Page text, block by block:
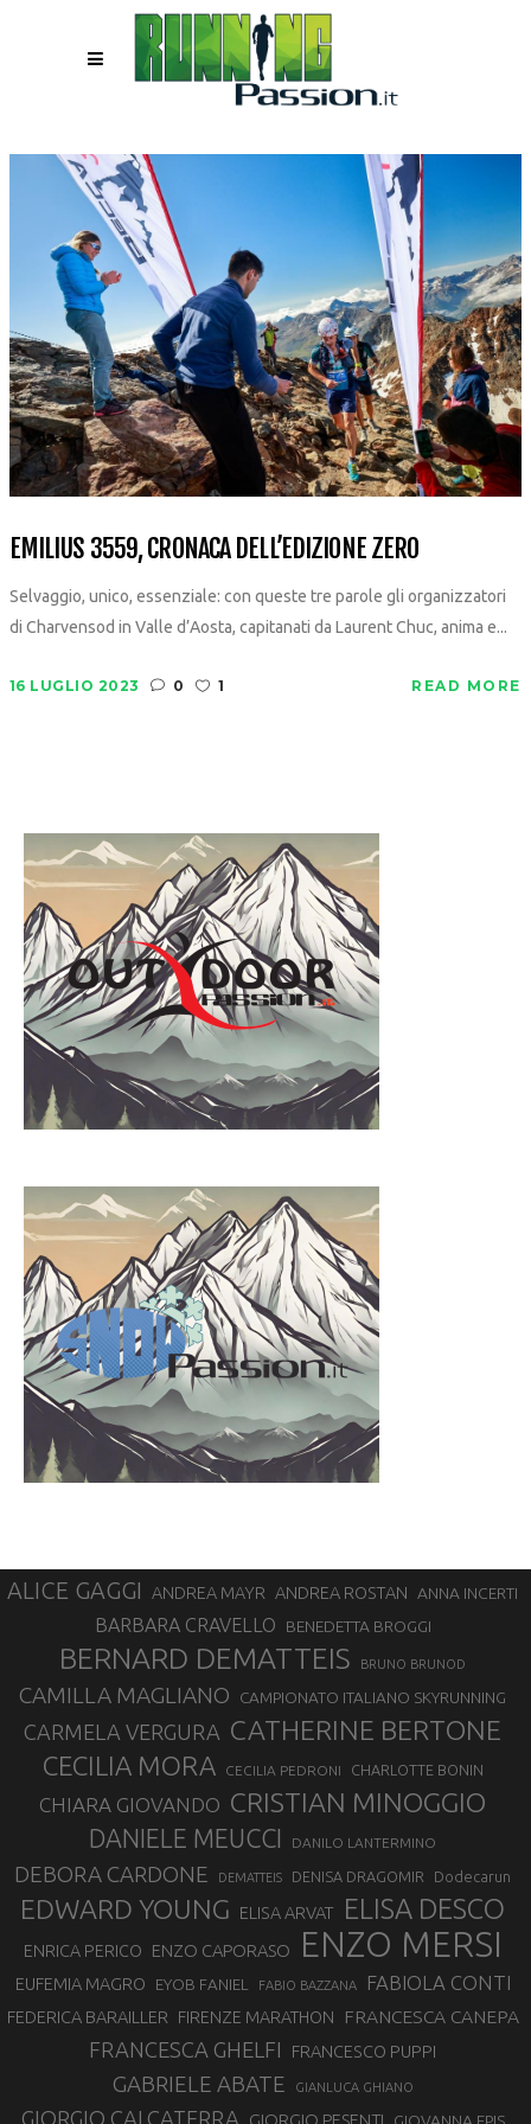
EMILIUS 3559, CRONACA DELL’EDIZIONE ZERO
Selvaggio, unico, essenziale: con queste tre parole gli organizzatori
di Charvensod in Valle d’Aosta, capitanati da Laurent Chuc, anima e...
16 LUGLIO 2023 0 1 READ MORE
ALICE GAGGI ANDREA MAYR ANDREA ROSTAN ANNA INCERTI
BARBARA CRAVELLO BENEDETTA BROGGI
BERNARD DEMATTEIS BRUNO BRUNOD
CAMILLA MAGLIANO CAMPIONATO ITALIANO SKYRUNNING
CARMELA VERGURA CATHERINE BERTONE
CECILIA MORA CECILIA PEDRONI CHARLOTTE BONIN
CHIARA GIOVANDO CRISTIAN MINOGGIO
DANIELE MEUCCI DANILO LANTERMINO
DEBORA CARDONE DEMATTEIS DENISA DRAGOMIR Dodecarun
EDWARD YOUNG ELISA ARVAT ELISA DESCO
ENRICA PERICO ENZO CAPORASO ENZO MERSI
EUFEMIA MAGRO EYOB FANIEL FABIO BAZZANA FABIOLA CONTI
FEDERICA BARAILLER FIRENZE MARATHON FRANCESCA CANEPA
FRANCESCA GHELFI FRANCESCO PUPPI
GABRIELE ABATE GIANLUCA GHIANO
GIORGIO CALCATERRA GIORGIO PESENTI